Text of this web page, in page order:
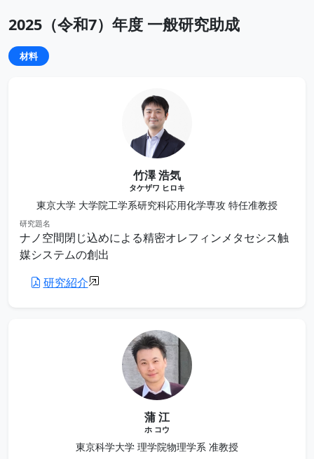
2025（令和7）年度 一般研究助成
材料
竹澤 浩気
タケザワ ヒロキ
東京大学 大学院工学系研究科応用化学専攻 特任准教授
研究題名
ナノ空間閉じ込めによる精密オレフィンメタセシス触
媒システムの創出
研究紹介
蒲 江
ホ コウ
東京科学大学 理学院物理学系 准教授